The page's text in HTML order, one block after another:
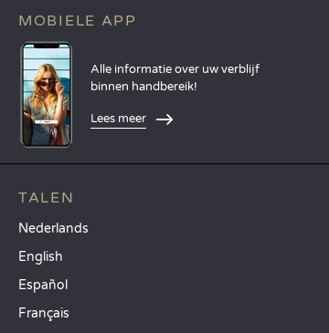
MOBIELE APP
Alle informatie over uw verblijf
binnen handbereik!
Lees meer
TALEN
Nederlands
English
Español
Français